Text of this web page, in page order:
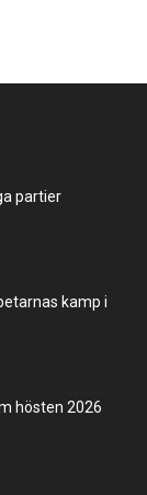
partier
kamp i
hösten 2026